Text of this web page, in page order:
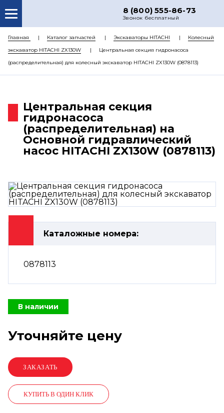
8 (800) 555-86-73
Звонок бесплатный
О НАС
КАТАЛОГ ЗАПЧАСТЕЙ
РЕМОНТ
ЦЕНЫ
КОНТАКТЫ
Главная Каталог запчастей Экскаваторы HITACHI
Колесный
экскаватор HITACHI ZX130W
Центральная секция гидронасоса
(распределительная) для колесный экскаватор HITACHI ZX130W (0878113)
Центральная секция
гидронасоса
(распределительная) на
Основной гидравлический
насос HITACHI ZX130W (0878113)
Каталожные номера:
0878113
В наличии
Уточняйте цену
КУПИТЬ В ОДИН КЛИК